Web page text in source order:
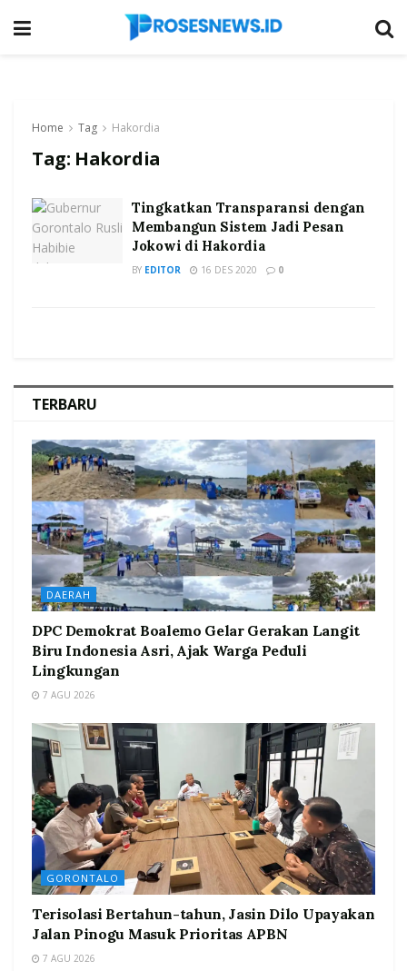
Home Tag Hakordia
Tag: Hakordia
Tingkatkan Transparansi dengan
Membangun Sistem Jadi Pesan
Jokowi di Hakordia
BY EDITOR 16 DES 2020 0
TERBARU
DAERAH
DPC Demokrat Boalemo Gelar Gerakan Langit
Biru Indonesia Asri, Ajak Warga Peduli
Lingkungan
7 AGU 2026
GORONTALO
Terisolasi Bertahun-tahun, Jasin Dilo Upayakan
Jalan Pinogu Masuk Prioritas APBN
7 AGU 2026